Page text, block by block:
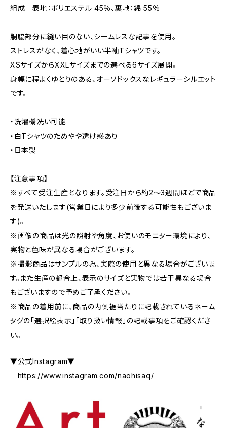
組成 表地：ポリエステル 45％、裏地：綿 55％
胴脇部分に縫い目のない、シームレスな記事を使用。
ストレスがなく、着心地がいい半袖Tシャツです。
XSサイズからXXLサイズまでの選べる6サイズ展開。
身幅に程よくゆとりのある、オーソドックスなレギュラーシルエット
です。
・洗濯機洗い可能
・白Tシャツのためやや透け感あり
・日本製
【注意事項】
※すべて受注生産となります。受注日から約2～3週間ほどで商品
を発送いたします(営業日により多少前後する可能性もございま
す)。
※画像の商品は光の照射や角度、お使いのモニター環境により、
実物と色味が異なる場合がございます。
※撮影商品はサンプルの為、実際の使用と異なる場合がございま
す。また生産の都合上、表示のサイズと実物では若干異なる場合
もございますので予めご了承ください。
※商品の着用前に、商品の内側裾当たりに記載されているネーム
タグの「選択絵表示」「取り扱い情報」の記載事項をご確認くださ
い。
▼公式Instagram▼
https://www.instagram.com/naohisaq/